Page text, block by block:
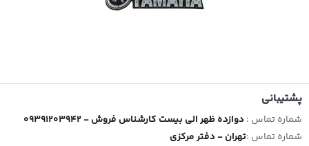
پشتیبانی
شماره تماس : 09391203942 - دوازده ظهر الی بیست کارشناس فروش
شماره تماس :تهران - دفتر مرکزی